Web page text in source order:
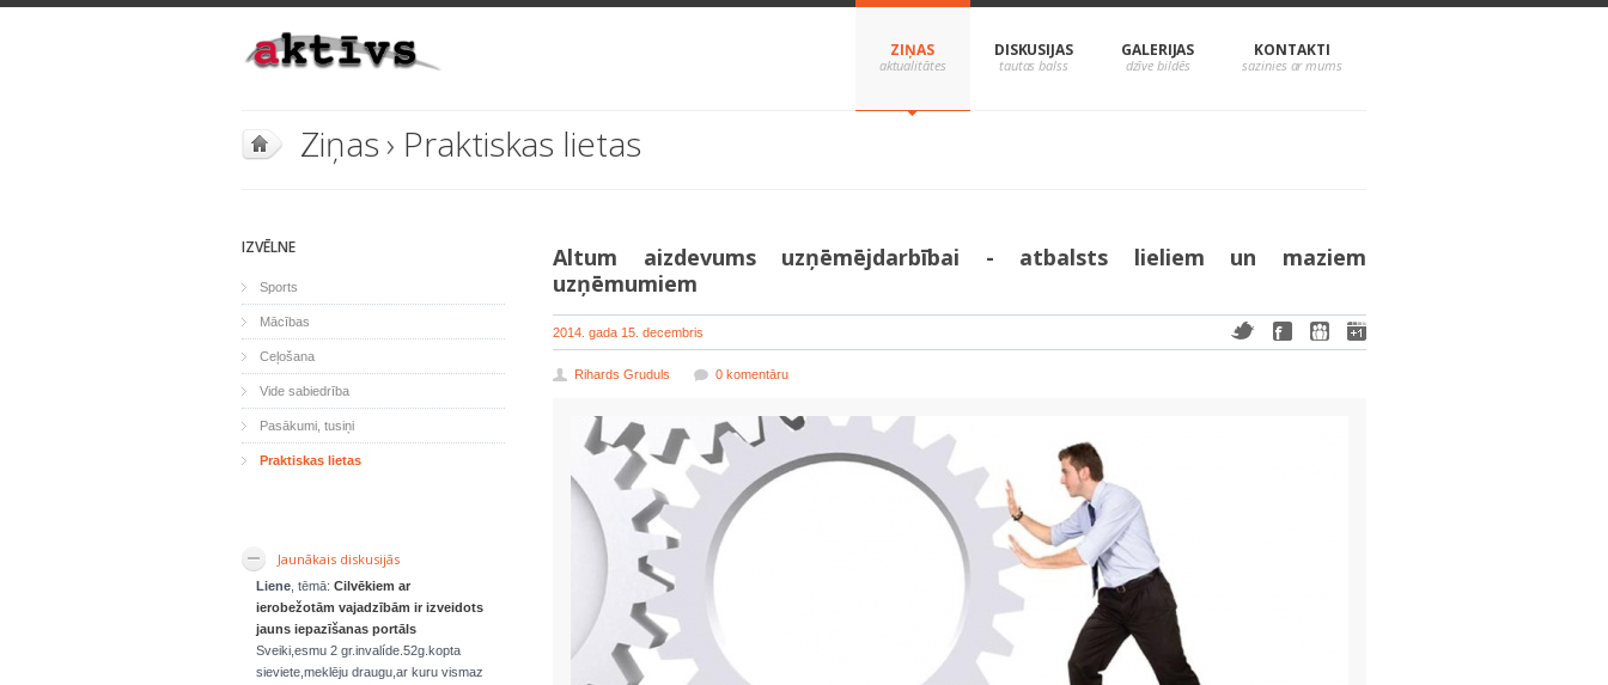
ZIŅAS DISKUSIJAS GALERIJAS KONTAKTI
Ziņas› Praktiskas lietas
Altum aizdevums uzņēmējdarbībai - atbalsts lieliem un maziem
uzņēmumiem
2014. gada 15. decembris
Rihards Gruduls 0 komentāru
IZVĒLNE
Sports
Mācības
Ceļošana
Vide sabiedrība
Pasākumi, tusiņi
Praktiskas lietas
Jaunākais diskusijās
Liene , tēmā: Cilvēkiem ar
ierobežotām vajadzībām ir izveidots
jauns iepazīšanas portāls
Sveiki,esmu 2 gr.invalíde.52g.kopta
sieviete,meklēju draugu,ar kuru vismaz